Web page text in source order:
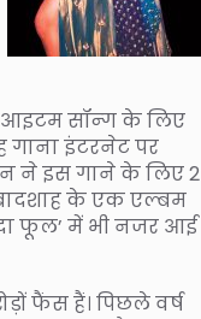
आइटम सॉन्ग के लिए
गाना इंटरनेट पर
ने इस गाने के लिए 2
बादशाह के एक एल्बम
फूल’ में भी नजर आई
फैंस हैं। पिछले वर्ष